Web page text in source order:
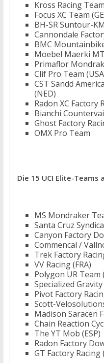
Kross Racing
Focus XC Team
BH-SR Suntour-
Cannondale
BMC
Moebel Maerki
Primaflor
Clif Pro Team
CST Sandd
(NED)
Radon XC Factory
Bianchi
Ghost Factory
OMX Pro Team
Die 15 UCI Elite-Teams
MS Mondraker
Santa Cruz
Canyon Factory
Commencal /
Trek Factory
VV Racing (FRA)
Polygon UR Team
Specialized Gravity
Pivot Factory
Scott-
Madison Saracen
Chain Reaction
The YT Mob (ESP)
Radon Factory
GT Factory Racing